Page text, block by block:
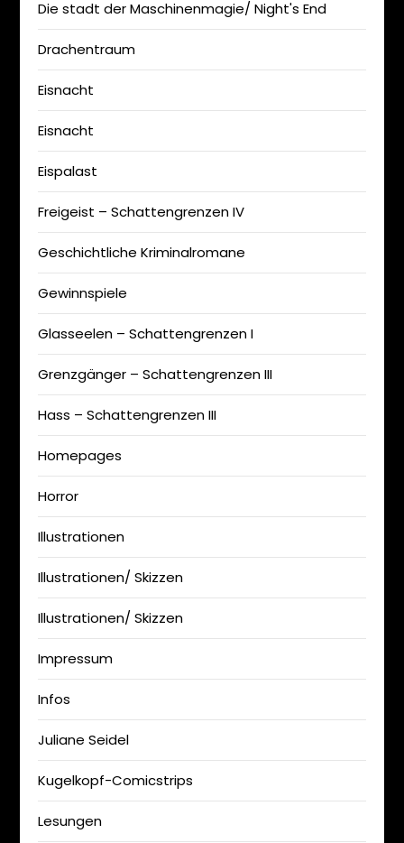
Die stadt der Maschinenmagie/ Night's End
Drachentraum
Eisnacht
Eisnacht
Eispalast
Freigeist – Schattengrenzen IV
Geschichtliche Kriminalromane
Gewinnspiele
Glasseelen – Schattengrenzen I
Grenzgänger – Schattengrenzen III
Hass – Schattengrenzen III
Homepages
Horror
Illustrationen
Illustrationen/ Skizzen
Illustrationen/ Skizzen
Impressum
Infos
Juliane Seidel
Kugelkopf-Comicstrips
Lesungen